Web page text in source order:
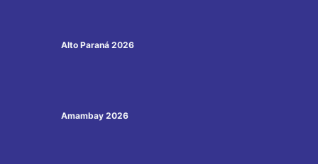
Alto Paraná 2026
Amambay 2026